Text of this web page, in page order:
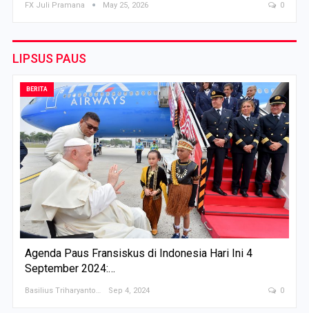
FX Juli Pramana May 25, 2026 0
LIPSUS PAUS
BERITA
Agenda Paus Fransiskus di Indonesia Hari Ini 4
September 2024:…
Basilius Triharyanto Sep 4, 2024 0